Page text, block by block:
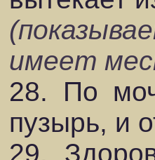
имеет
28. По
пузырь, и
29.